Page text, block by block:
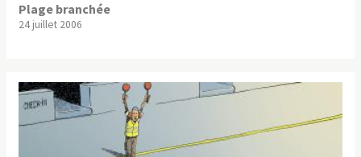
Plage branchée
24 juillet 2006